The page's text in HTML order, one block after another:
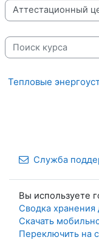
Категории курсов
Поиск курса
Тепловые
Служба
Вы используете
Сводка хранения
Скачать
Переключить на